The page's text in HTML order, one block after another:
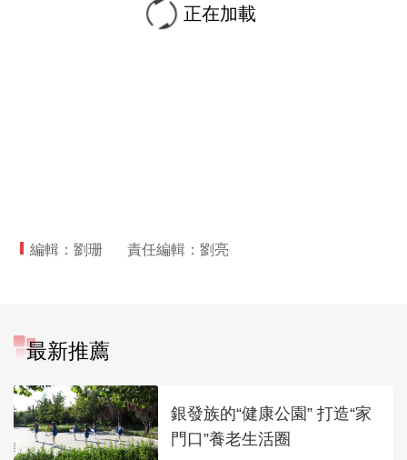
正在加載
編輯：劉珊 責任編輯：劉亮
最新推薦
銀發族的“健康公園” 打造“家
門口”養老生活圈